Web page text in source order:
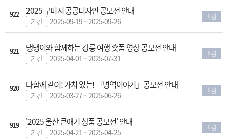
922 2025 구미시 공공디자인 공모전 안내
기간 2025-09-19 ~ 2025-09-26
마감
921 댕댕이와 함께하는 강릉 여행 숏폼 영상 공모전 안내
기간 2025-04-01 ~ 2025-07-31
마감
920 다함께 같이! 가치 있는! 「병역이야기」공모전 안내
기간 2025-03-27 ~ 2025-06-26
마감
919 '2025 울산 큰애기 상품 공모전' 안내
기간 2025-04-21 ~ 2025-04-25
마감